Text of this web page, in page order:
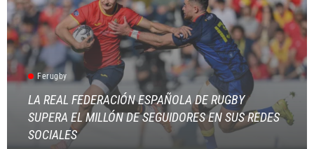
Ferugby
LA REAL FEDERACIÓN ESPAÑOLA DE RUGBY
SUPERA EL MILLÓN DE SEGUIDORES EN SUS REDES
SOCIALES